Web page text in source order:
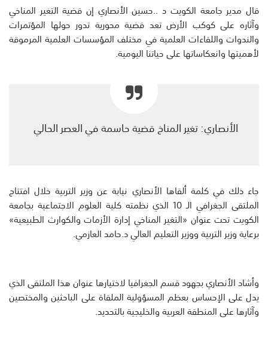
قال مدير جامعة الكويت د ..حسين الأنصاري إن قضية التغير المناخي
وآثاره على كوكب الأرض تعد قضية محورية تدور حولها المؤتمرات
والندوات واللقاءات العلمية في مختلف المؤسسات العلمية المرموقة
لأهميتها وانعكاساتها على حياتنا اليومية.
الأنصاري: تغير المناخ قضية حاسمة في العصر الحالي
جاء ذلك في كلمة ألقاها الأنصاري نيابة عن وزير التربية خلال افتتاح
الملتقى الجغرافي الـ 10 الذي نظمته كلية العلوم الاجتماعية بجامعة
الكويت تحت عنوان «التغير المناخي إدارة الأزمات والكوارث الطبيعية»
برعاية وزير التربية ووزير التعليم العالي د.حامد العازمي.
وأشاد الأنصاري بجهود قسم الجغرافيا لاختيارها عنوان هذا الملتقى الذي
يدل على الإحساس بعظم المسؤولية الملقاة على الباحثين والمختصين
وآثارها على المنطقة العربية والخليجية بالتحديد.